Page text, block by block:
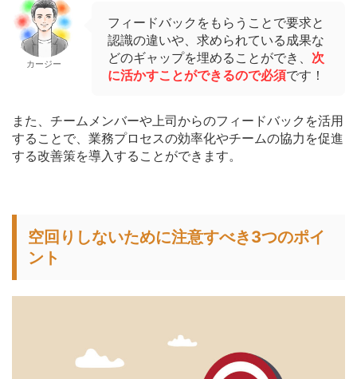
カージー
フィードバックをもらうことで要求と
認識の違いや、求められている成果な
どのギャップを埋めることができ、 次
に活かすことができるので必須です！
また、チームメンバーや上司からのフィードバックを活用
することで、業務プロセスの効率化やチームの協力を促進
する改善策を導入することができます。
空回りしないために注意すべき3つのポイ
ント